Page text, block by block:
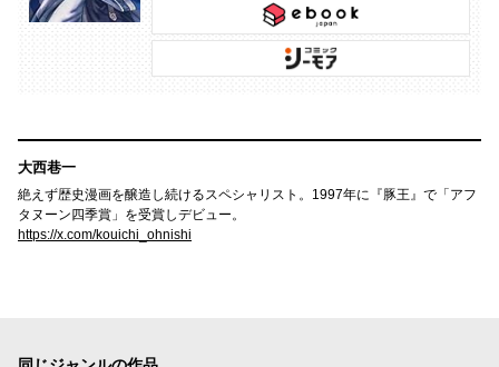
大西巷一
絶えず歴史漫画を醸造し続けるスペシャリスト。1997年に『豚王』で「アフ
タヌーン四季賞」を受賞しデビュー。
https://x.com/kouichi_ohnishi